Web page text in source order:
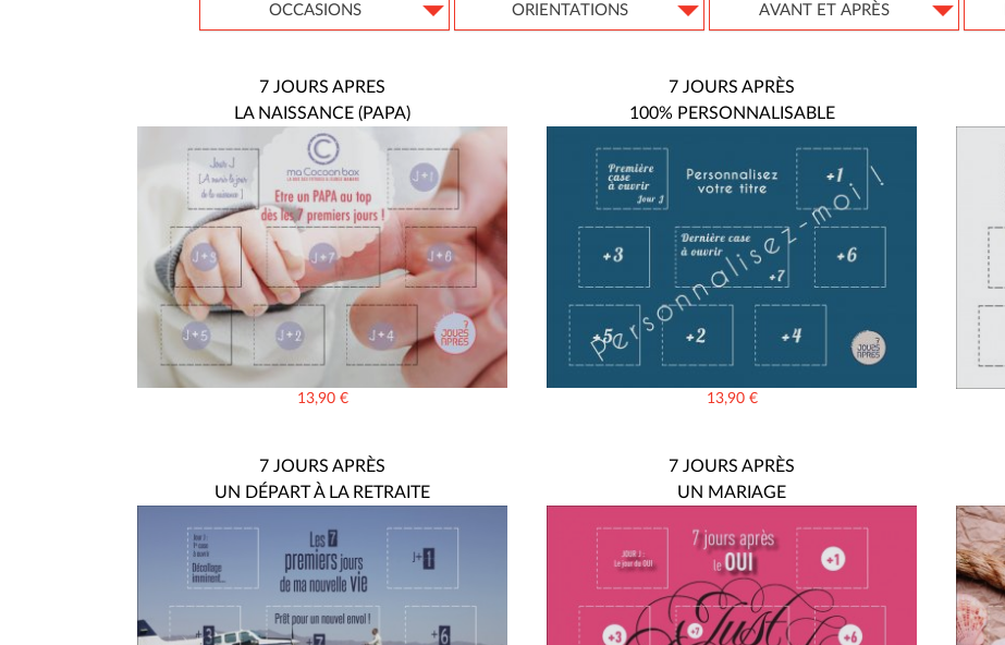
OCCASIONS ORIENTATIONS AVANT ET APRÈS
7 JOURS APRES
LA NAISSANCE (PAPA)
13,90 €
7 JOURS APRÈS
100% PERSONNALISABLE
13,90 €
7 JOURS APRÈS
UN DÉPART À LA RETRAITE
7 JOURS APRÈS
UN MARIAGE